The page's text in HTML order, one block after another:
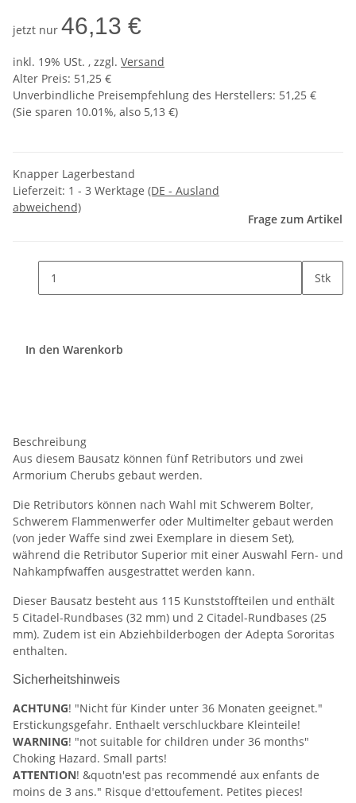
jetzt nur 46,13 €
inkl. 19% USt. , zzgl. Versand
Alter Preis: 51,25 €
Unverbindliche Preisempfehlung des Herstellers: 51,25 €
(Sie sparen 10.01%, also 5,13 €)
Knapper Lagerbestand
Lieferzeit: 1 - 3 Werktage (DE - Ausland
abweichend)
Frage zum Artikel
Stk
In den Warenkorb
Beschreibung
Aus diesem Bausatz können fünf Retributors und zwei
Armorium Cherubs gebaut werden.
Die Retributors können nach Wahl mit Schwerem Bolter,
Schwerem Flammenwerfer oder Multimelter gebaut werden
(von jeder Waffe sind zwei Exemplare in diesem Set),
während die Retributor Superior mit einer Auswahl Fern- und
Nahkampfwaffen ausgestrattet werden kann.
Dieser Bausatz besteht aus 115 Kunststoffteilen und enthält
5 Citadel-Rundbases (32 mm) und 2 Citadel-Rundbases (25
mm). Zudem ist ein Abziehbilderbogen der Adepta Sororitas
enthalten.
Sicherheitshinweis
ACHTUNG! "Nicht für Kinder unter 36 Monaten geeignet."
Erstickungsgefahr. Enthaelt verschluckbare Kleinteile!
WARNING! "not suitable for children under 36 months"
Choking Hazard. Small parts!
ATTENTION! &quotn'est pas recommendé aux enfants de
moins de 3 ans." Risque d'ettoufement. Petites pieces!